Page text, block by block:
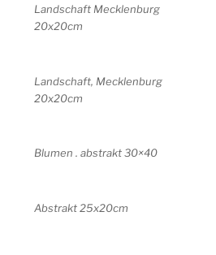
Landschaft Mecklenburg
20x20cm
Landschaft, Mecklenburg
20x20cm
Blumen . abstrakt 30×40
Abstrakt 25x20cm